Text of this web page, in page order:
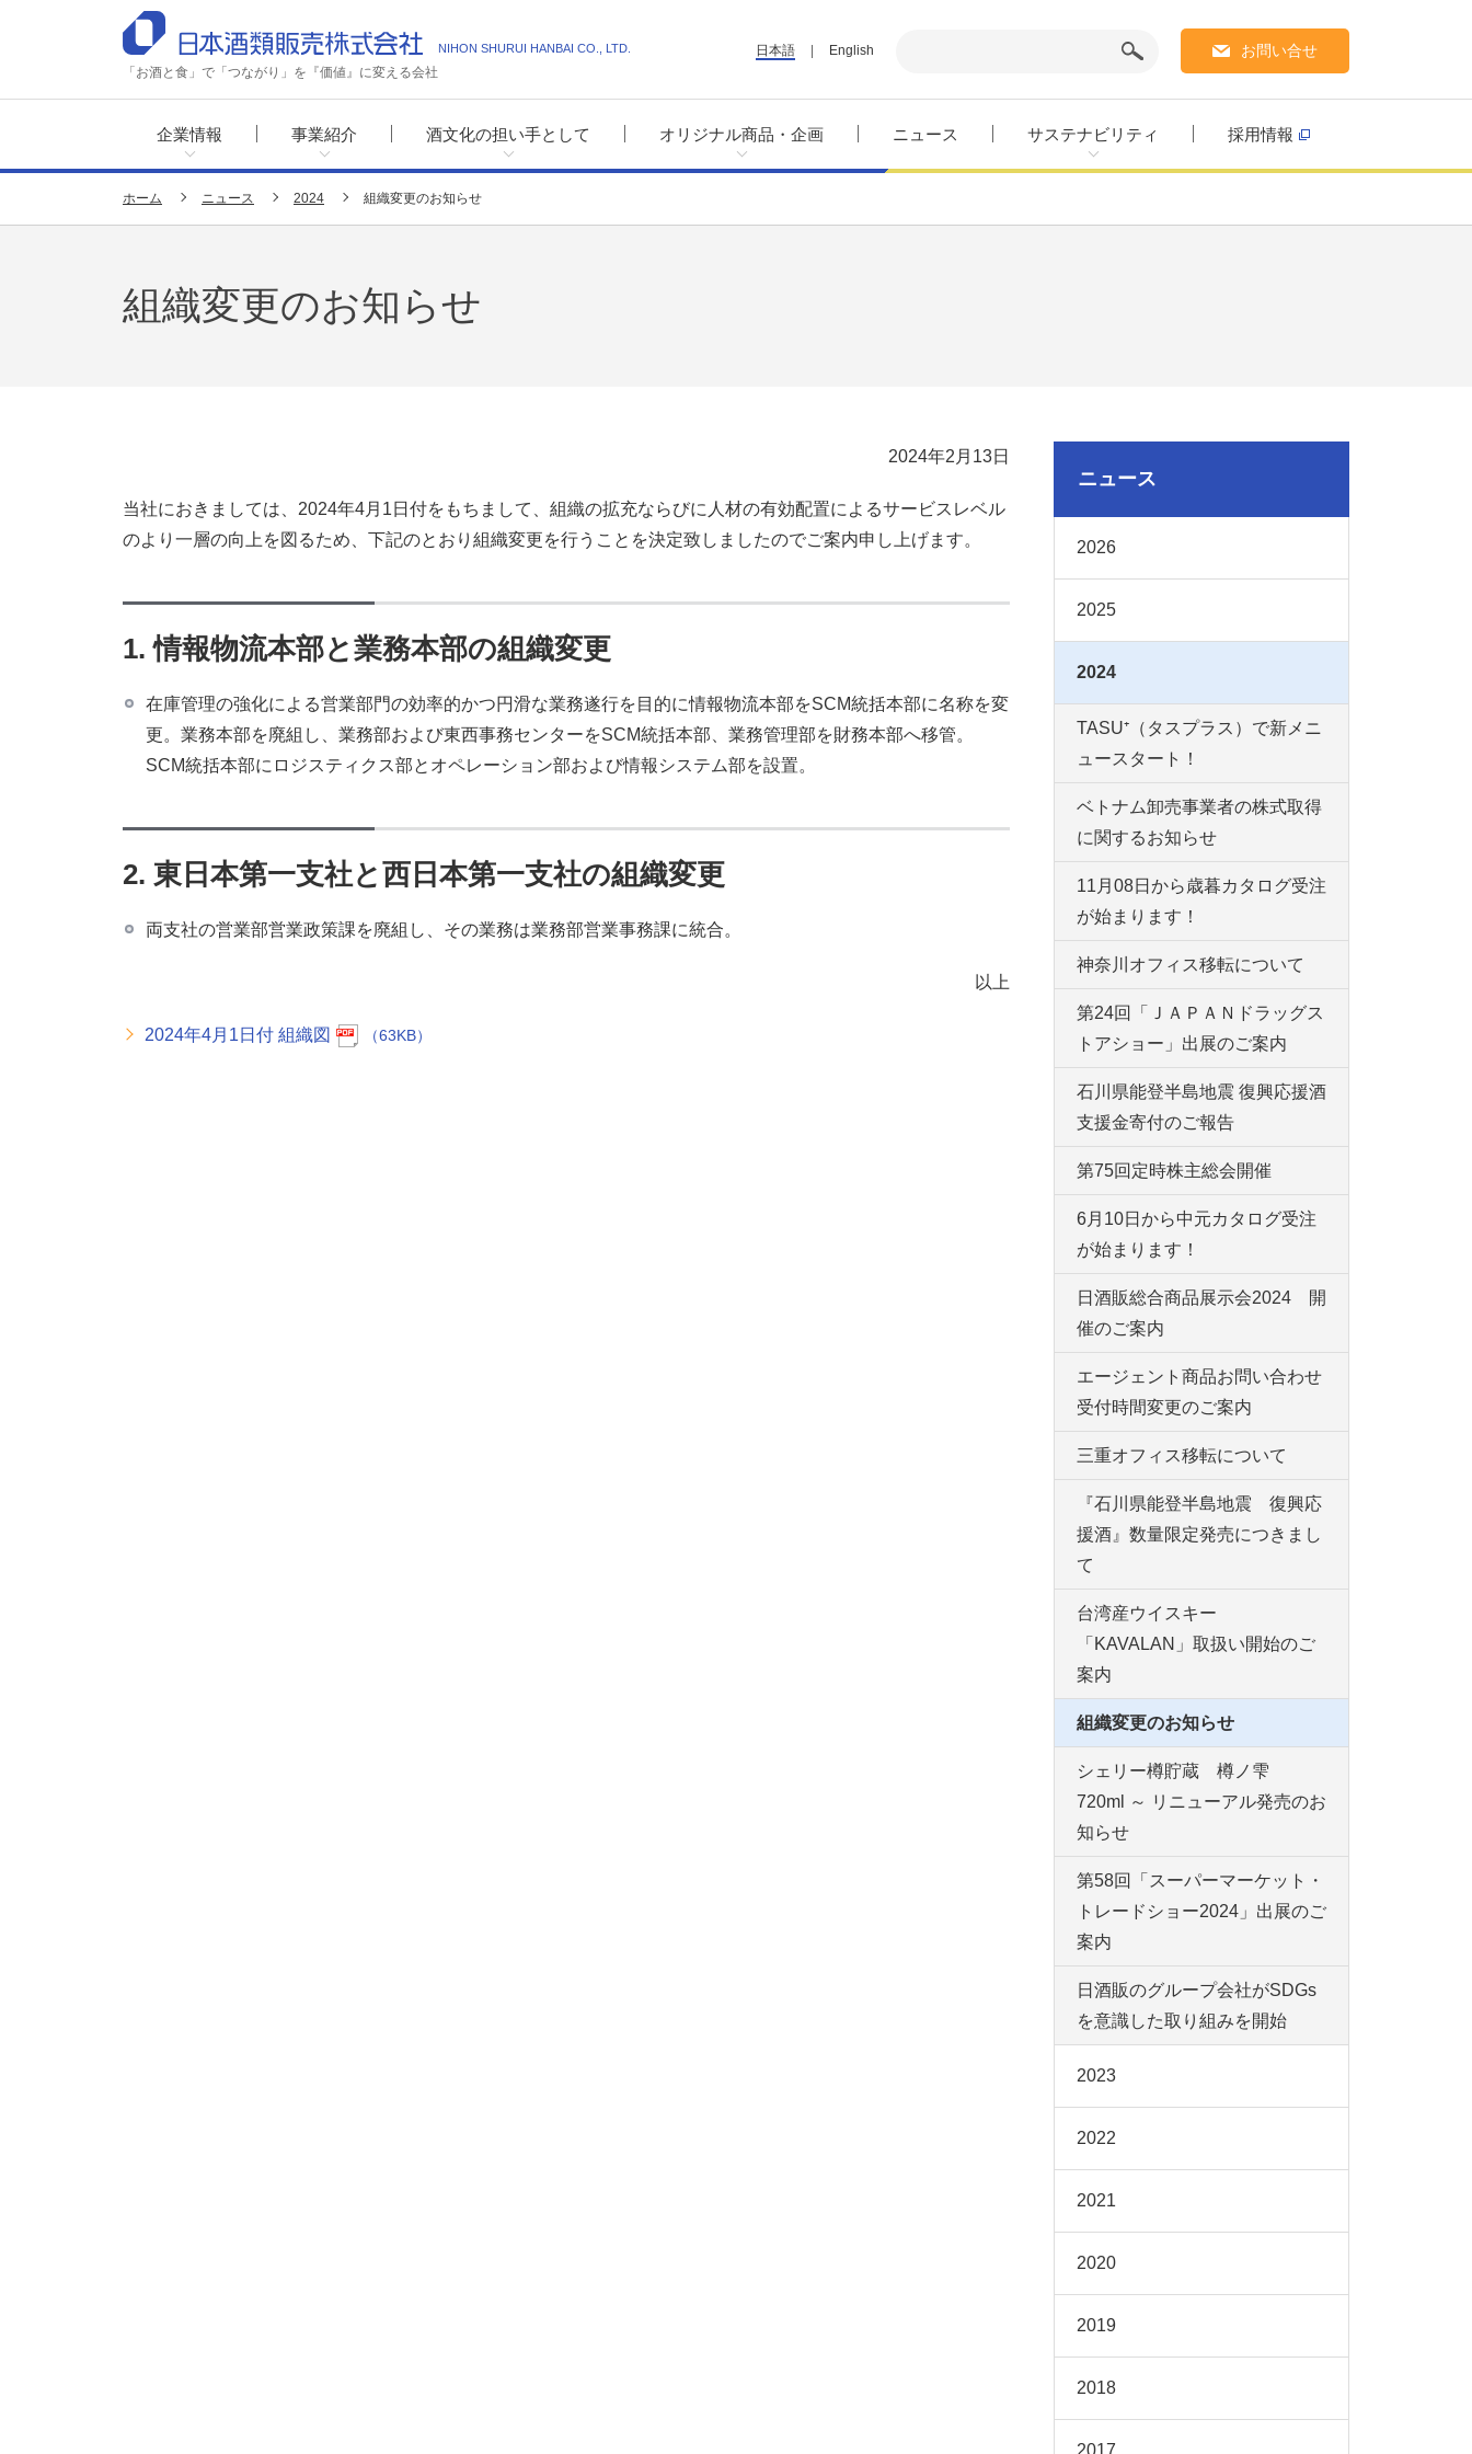
NIHON SHURUI HANBAI CO., LTD.
「お酒と食」で「つながり」を『価値』に変える会社
企業情報 事業紹介 酒文化の担い手として オリジナル商品・企画 ニュース サステナビリティ 採用情報
日本語 English お問い合せ
ホーム ニュース 2024 組織変更のお知らせ
組織変更のお知らせ
2024年2月13日
当社におきましては、2024年4月1日付をもちまして、組織の拡充ならびに人材の有効配置によるサービスレベル
のより一層の向上を図るため、下記のとおり組織変更を行うことを決定致しましたのでご案内申し上げます。
1. 情報物流本部と業務本部の組織変更
在庫管理の強化による営業部門の効率的かつ円滑な業務遂行を目的に情報物流本部をSCM統括本部に名称を変
更。業務本部を廃組し、業務部および東西事務センターをSCM統括本部、業務管理部を財務本部へ移管。
SCM統括本部にロジスティクス部とオペレーション部および情報システム部を設置。
2. 東日本第一支社と西日本第一支社の組織変更
両支社の営業部営業政策課を廃組し、その業務は業務部営業事務課に統合。
以上
2024年4月1日付 組織図 （63KB）
ニュース
2026
2025
2024
TASU⁺（タスプラス）で新メニ
ュースタート！
ベトナム卸売事業者の株式取得
に関するお知らせ
11月08日から歳暮カタログ受注
が始まります！
神奈川オフィス移転について
第24回「ＪＡＰＡＮドラッグス
トアショー」出展のご案内
石川県能登半島地震 復興応援酒
支援金寄付のご報告
第75回定時株主総会開催
6月10日から中元カタログ受注
が始まります！
日酒販総合商品展示会2024 開
催のご案内
エージェント商品お問い合わせ
受付時間変更のご案内
三重オフィス移転について
『石川県能登半島地震 復興応
援酒』数量限定発売につきまし
て
台湾産ウイスキー
「KAVALAN」取扱い開始のご
案内
組織変更のお知らせ
シェリー樽貯蔵 樽ノ雫
720ml ～ リニューアル発売のお
知らせ
第58回「スーパーマーケット・
トレードショー2024」出展のご
案内
日酒販のグループ会社がSDGs
を意識した取り組みを開始
2023
2022
2021
2020
2019
2018
2017